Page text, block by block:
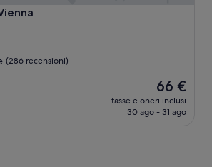
(286 recensioni)
Il
prezzo
attuale
66 €
tasse e oneri inclusi
30 ago - 31 ago